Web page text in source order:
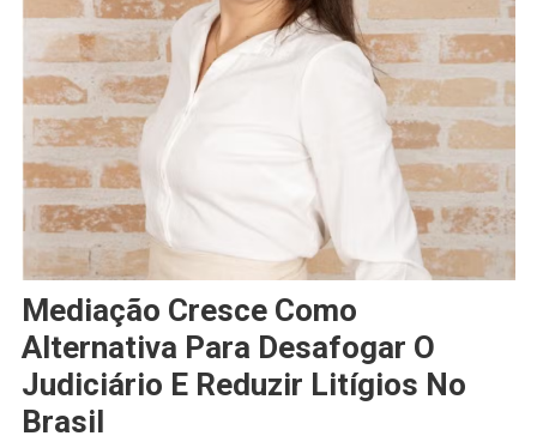
Mediação Cresce Como
Alternativa Para Desafogar O
Judiciário E Reduzir Litígios No
Brasil